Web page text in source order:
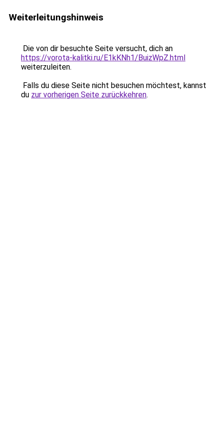
Weiterleitungshinweis
Die von dir besuchte Seite versucht, dich an
https://vorota-kalitki.ru/E1kKNh1/BuizWpZ.html
weiterzuleiten.
Falls du diese Seite nicht besuchen möchtest, kannst
du zur vorherigen Seite zurückkehren.